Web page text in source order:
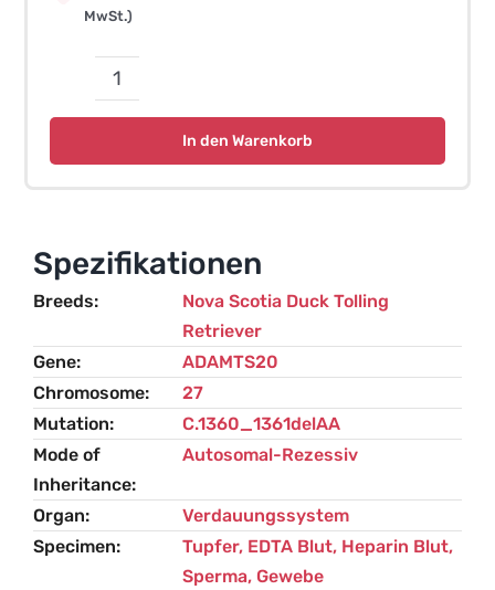
MwSt.)
Lippen-
Kiefer-
Menge
In den Warenkorb
Spezifikationen
Breeds
Nova Scotia Duck Tolling
Retriever
Gene
ADAMTS20
Chromosome
27
Mutation
C.1360_1361delAA
Mode of
Inheritance
Autosomal-Rezessiv
Organ
Verdauungssystem
Specimen
Tupfer, EDTA Blut, Heparin Blut,
Sperma, Gewebe